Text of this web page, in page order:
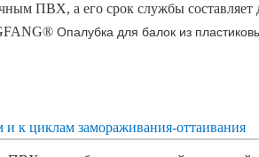
ПВХ, а его срок службы составляет
Опалубка для балок из
и к циклам замораживания-оттаивания